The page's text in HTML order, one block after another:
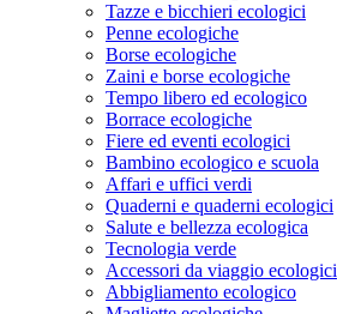
Tazze e bicchieri ecologici
Penne ecologiche
Borse ecologiche
Zaini e borse ecologiche
Tempo libero ed ecologico
Borrace ecologiche
Fiere ed eventi ecologici
Bambino ecologico e scuola
Affari e uffici verdi
Quaderni e quaderni ecologici
Salute e bellezza ecologica
Tecnologia verde
Accessori da viaggio ecologici
Abbigliamento ecologico